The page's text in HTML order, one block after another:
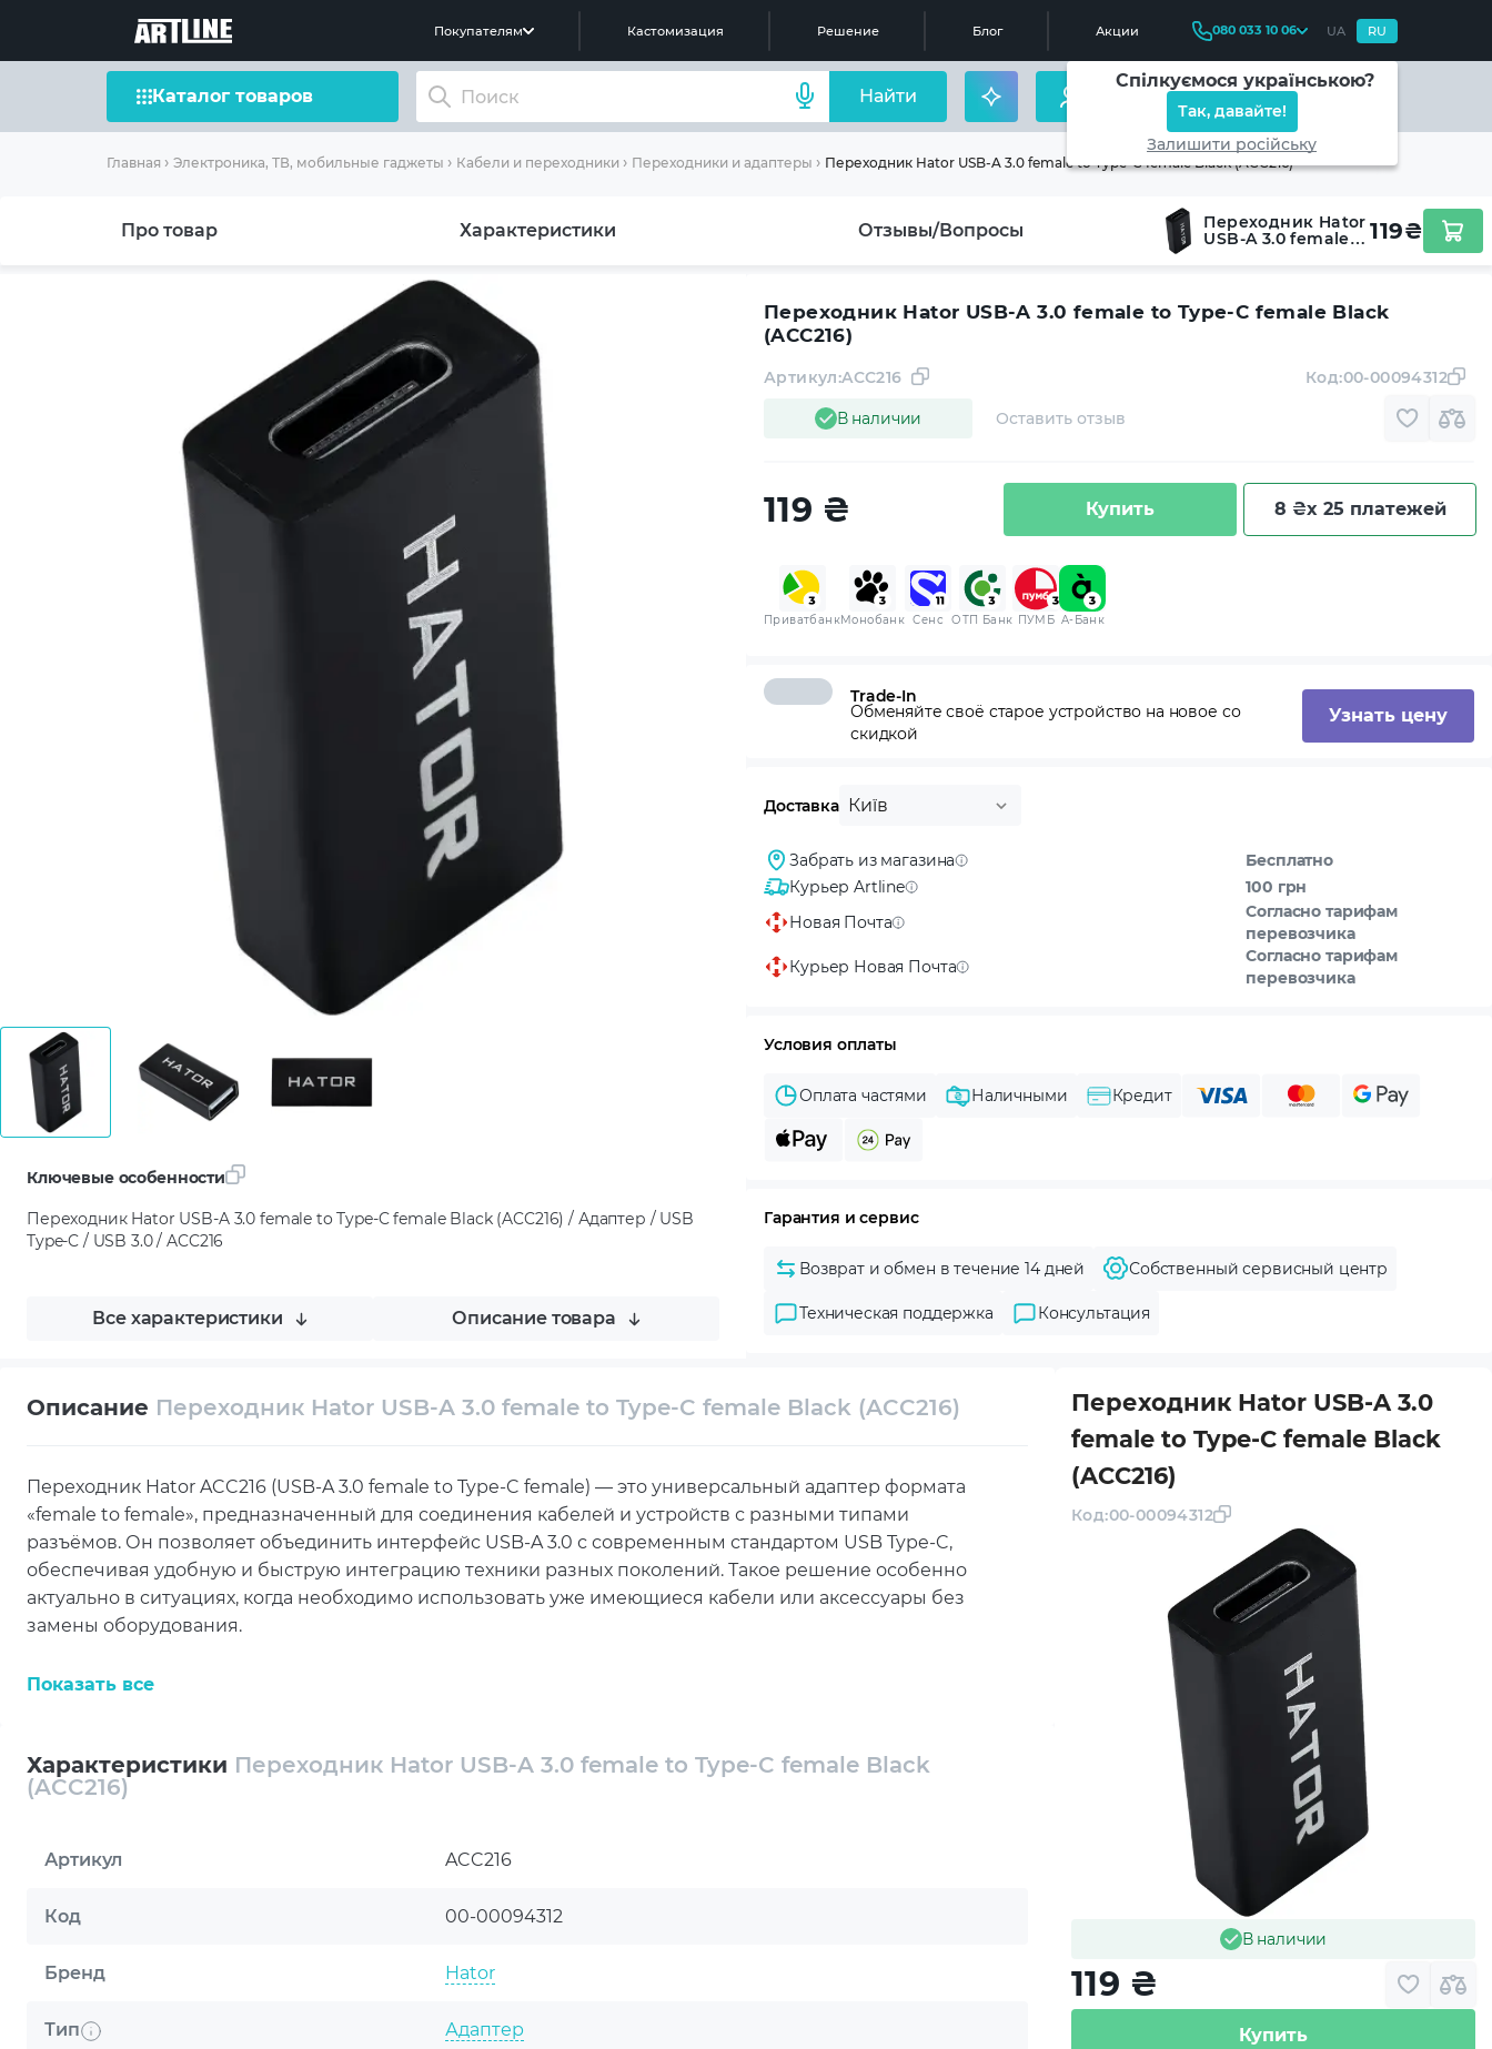
Покупателям Кастомизация Решение Блог Акции 080 033 10 06 UA RU
Спілкуємося українською?
Так, давайте!
Залишити російську
Каталог товаров Найти
Главная Электроника, ТВ, мобильные гаджеты Кабели и переходники Переходники и адаптеры Переходник Hator USB-A 3.0 female to Type-C female Black (ACC216)
Про товар Характеристики Отзывы/Вопросы
Переходник Hator
USB-A 3.0 female
119₴
Ключевые особенности
Переходник Hator USB-A 3.0 female to Type-C female Black (ACC216) / Адаптер / USB
Type-C / USB 3.0 / ACC216
Все характеристики Описание товара
Переходник Hator USB-A 3.0 female to Type-C female Black
(ACC216)
В наличии
Артикул:ACC216
Оставить отзыв
Код:00-00094312
119 ₴ Купить 8 ₴x 25 платежей
ПриватбанкМонобанк Сенс ОТП Банк ПУМБ A-Банк
Trade-In
Обменяйте своё старое устройство на новое со
скидкой
Узнать цену
Доставка Київ
Забрать из магазина
Бесплатно
Курьер Artline
100 грн
Новая Почта
Согласно тарифам
перевозчика
Курьер Новая Почта
Согласно тарифам
перевозчика
Условия оплаты
Оплата частями Наличными Кредит
Гарантия и сервис
Возврат и обмен в течение 14 дней Собственный сервисный центр
Техническая поддержка Консультация
Описание Переходник Hator USB-A 3.0 female to Type-C female Black (ACC216)
Переходник Hator ACC216 (USB-A 3.0 female to Type-C female) — это универсальный адаптер формата
«female to female», предназначенный для соединения кабелей и устройств с разными типами
разъёмов. Он позволяет объединить интерфейс USB-A 3.0 с современным стандартом USB Type-C,
обеспечивая удобную и быструю интеграцию техники разных поколений. Такое решение особенно
актуально в ситуациях, когда необходимо использовать уже имеющиеся кабели или аксессуары без
замены оборудования.
подчёркивает современный стиль устройства и гармонирует с большинством техники.
В интернет-магазине Artline данный переходник представлен как практичное решение для
эффективный аксессуар, способный значительно упростить работу с различными устройствами и
Показать все
Характеристики Переходник Hator USB-A 3.0 female to Type-C female Black
(ACC216)
Артикул ACC216
Код 00-00094312
Бренд Hator
Тип Адаптер
Переходник Hator USB-A 3.0
female to Type-C female Black
(ACC216)
Код:00-00094312
В наличии
119 ₴
Купить